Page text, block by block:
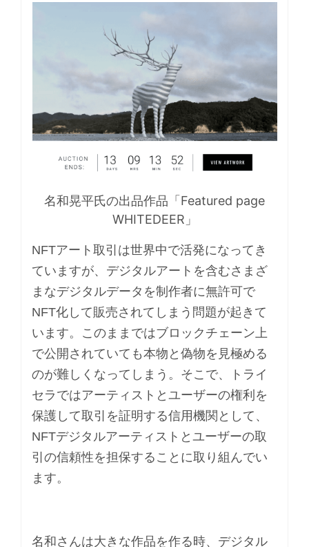
名和晃平氏の出品作品「Featured page
WHITEDEER」
NFTアート取引は世界中で活発になってき
ていますが、デジタルアートを含むさまざ
まなデジタルデータを制作者に無許可で
NFT化して販売されてしまう問題が起きて
います。このままではブロックチェーン上
で公開されていても本物と偽物を見極める
のが難しくなってしまう。そこで、トライ
セラではアーティストとユーザーの権利を
保護して取引を証明する信用機関として、
NFTデジタルアーティストとユーザーの取
引の信頼性を担保することに取り組んでい
ます。
名和さんは大きな作品を作る時、デジタル